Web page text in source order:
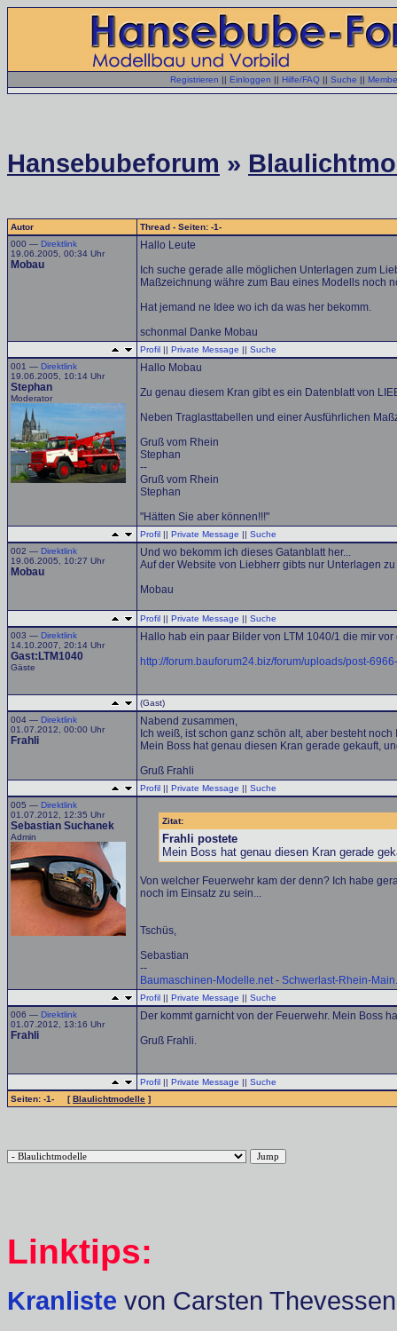
Registrieren || Einloggen || Hilfe/FAQ || Suche ||
Hansebubeforum »
Autor
Thread - Seiten: -1-
000 — Direktlink
19.06.2005, 00:34 Uhr
Mobau
Hallo Leute
Ich suche gerade alle möglichen Unterlagen zum
Maßzeichnung währe zum Bau eines Modells noch
Hat jemand ne Idee wo ich da was her bekomm.
schonmal Danke Mobau
Profil || Private Message || Suche
001 — Direktlink
19.06.2005, 10:14 Uhr
Stephan
Moderator
Hallo Mobau
Zu genau diesem Kran gibt es ein Datenblatt von
Neben Traglasttabellen und einer Ausführlichen
Gruß vom Rhein
Stephan
--
Gruß vom Rhein
Stephan
"Hätten Sie aber können!!!"
Profil || Private Message || Suche
002 — Direktlink
19.06.2005, 10:27 Uhr
Mobau
Und wo bekomm ich dieses Gatanblatt her...
Auf der Website von Liebherr gibts nur Unterlagen
Mobau
Profil || Private Message || Suche
003 — Direktlink
14.10.2007, 20:14 Uhr
Gast:LTM1040
Gäste
Hallo hab ein paar Bilder von LTM 1040/1 die mir
http://forum.bauforum24.biz/forum/uploads/post-
(Gast)
004 — Direktlink
01.07.2012, 00:00 Uhr
Frahli
Nabend zusammen,
Ich weiß, ist schon ganz schön alt, aber besteht
Mein Boss hat genau diesen Kran gerade gekauft,
Gruß Frahli
Profil || Private Message || Suche
005 — Direktlink
01.07.2012, 12:35 Uhr
Sebastian Suchanek
Admin
Zitat:
Frahli postete
Mein Boss hat genau diesen Kran gerade
Von welcher Feuerwehr kam der denn? Ich habe
noch im Einsatz zu sein...
Tschüs,
Sebastian
--
Baumaschinen-Modelle.net- Schwerlast-Rhein-
Profil || Private Message || Suche
006 — Direktlink
01.07.2012, 13:16 Uhr
Frahli
Der kommt garnicht von der Feuerwehr. Mein Boss
Gruß Frahli.
Profil || Private Message || Suche
Seiten: -1- [Blaulichtmodelle ]
Linktips:
Kranliste von Carsten Thevessen